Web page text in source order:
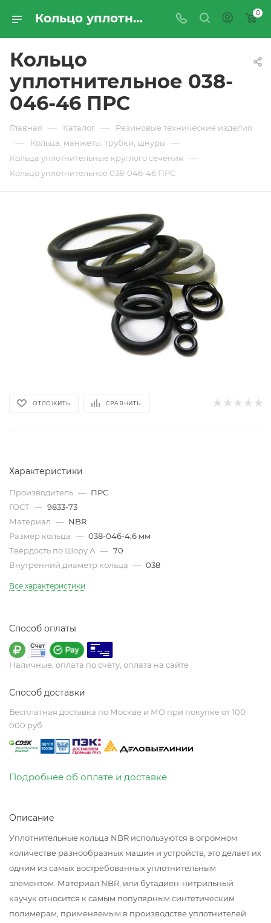
Кольцо уплотнительное 038-046-46 ПРС - купить по цене производителя с доставкой по Москве и России | ПРОМРЕСУРССЕРВИС 0
Кольцо
уплотнительное 038-
046-46 ПРС
Главная — Каталог — Резиновые технические изделия
— Кольца, манжеты, трубки, шнуры —
Кольца уплотнительные круглого сечения —
Кольцо уплотнительное 038-046-46 ПРС
ОТЛОЖИТЬ СРАВНИТЬ
Характеристики
Производитель — ПРС
ГОСТ — 9833-73
Материал — NBR
Размер кольца — 038-046-4,6 мм
Твёрдость по Шору А — 70
Внутренний диаметр кольца — 038
Все характеристики
Способ оплаты
Наличные, оплата по счету, оплата на сайте
Способ доставки
Бесплатная доставка по Москве и МО при покупке от 100
000 руб.
Подробнее об оплате и доставке
Описание
Уплотнительные кольца NBR используются в огромном
количестве разнообразных машин и устройств, это делает их
одним из самых востребованных уплотнительным
элементом. Материал NBR, или бутадиен-нитрильный
каучук относится к самым популярным синтетическим
полимерам, применяемым в производстве уплотнителей.